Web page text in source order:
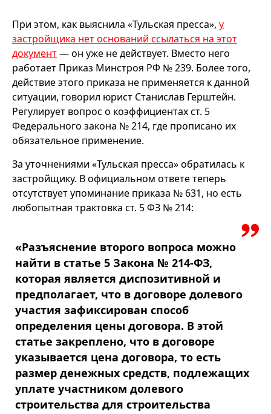
При этом, как выяснила «Тульская пресса», у
застройщика нет оснований ссылаться на этот
документ— он уже не действует. Вместо него
работает Приказ Минстроя РФ № 239. Более того,
действие этого приказа не применяется к данной
ситуации, говорил юрист Станислав Герштейн.
Регулирует вопрос о коэффициентах ст. 5
Федерального закона № 214, где прописано их
обязательное применение.
За уточнениями «Тульская пресса» обратилась к
застройщику. В официальном ответе теперь
отсутствует упоминание приказа № 631, но есть
любопытная трактовка ст. 5 ФЗ № 214:
«Разъяснение второго вопроса можно
найти в статье 5 Закона № 214-ФЗ,
которая является диспозитивной и
предполагает, что в договоре долевого
участия зафиксирован способ
определения цены договора. В этой
статье закреплено, что в договоре
указывается цена договора, то есть
размер денежных средств, подлежащих
уплате участником долевого
строительства для строительства